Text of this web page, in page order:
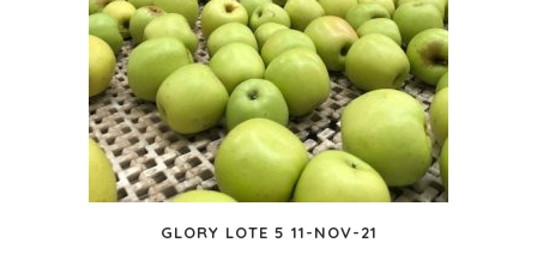
GLORY LOTE 5 11-NOV-21